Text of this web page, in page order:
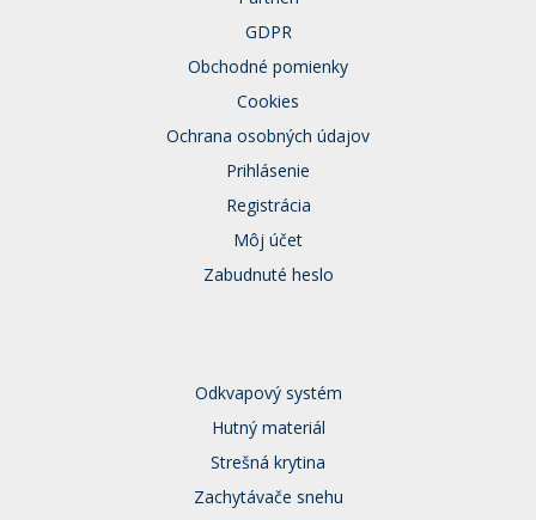
GDPR
Obchodné pomienky
Cookies
Ochrana osobných údajov
Prihlásenie
Registrácia
Môj účet
Zabudnuté heslo
Odkvapový systém
Hutný materiál
Strešná krytina
Zachytávače snehu